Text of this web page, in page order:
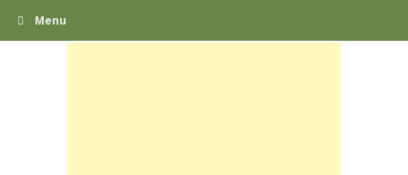
Menu